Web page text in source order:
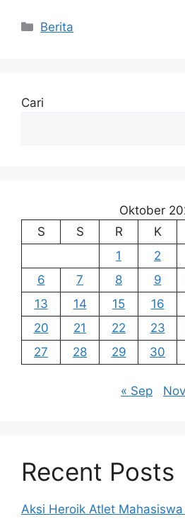
Kategori
Berita
Cari
Oktober
S
S R K
1
2
6
7 8 9
13
14 15 16
20
21 22 23
27
28 29 30
« Sep
Recent Posts
Aksi Heroik Atlet